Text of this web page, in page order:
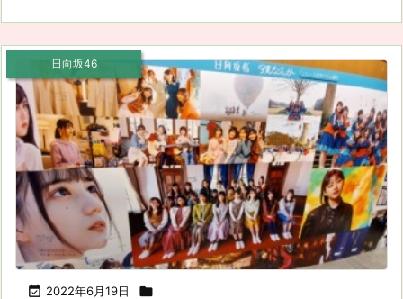
 2022年6月19日 
日向坂46